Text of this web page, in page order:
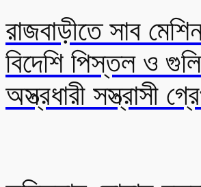
রাজবাড়ীতে সাব
বিদেশি পিস্তল ও
অস্ত্রধারী সস্ত্রাসী